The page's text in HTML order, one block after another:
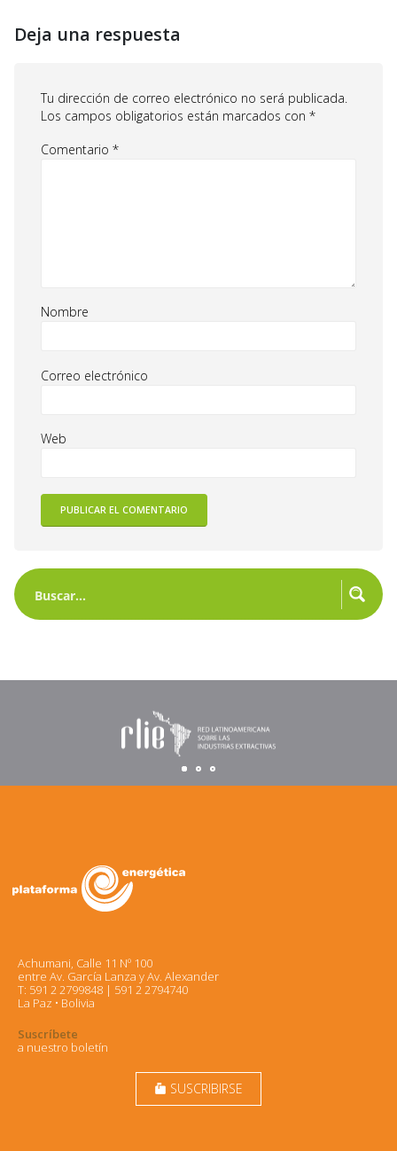
Deja una respuesta
Tu dirección de correo electrónico no será publicada.
Los campos obligatorios están marcados con *
Comentario *
Nombre
Correo electrónico
Web
Achumani, Calle 11 Nº 100
entre Av. García Lanza y Av. Alexander
T: 591 2 2799848 | 591 2 2794740
La Paz • Bolivia
Suscríbete
a nuestro boletín
markunread_mailbox SUSCRIBIRSE